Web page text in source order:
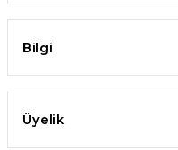
Bilgi
Üyelik